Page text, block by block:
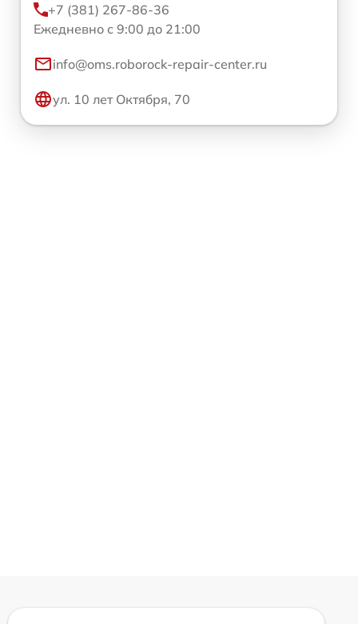
+7 (381) 267-86-36
Ежедневно с 9:00 до 21:00
info@oms.roborock-repair-center.ru
ул. 10 лет Октября, 70